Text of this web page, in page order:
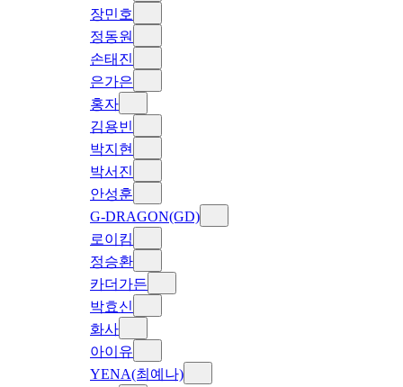
장민호
정동원
손태진
은가은
홍자
김용빈
박지현
박서진
안성훈
G-DRAGON(GD)
로이킴
정승환
카더가든
박효신
화사
아이유
YENA(최예나)